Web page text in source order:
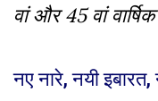
वां और 45 वां
नए नारे, नयी इबारत,